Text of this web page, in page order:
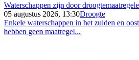
Waterschappen zijn door
05 augustus 2026, 13:30Droogte
Enkele waterschappen in het zuiden en
hebben geen maatregel...